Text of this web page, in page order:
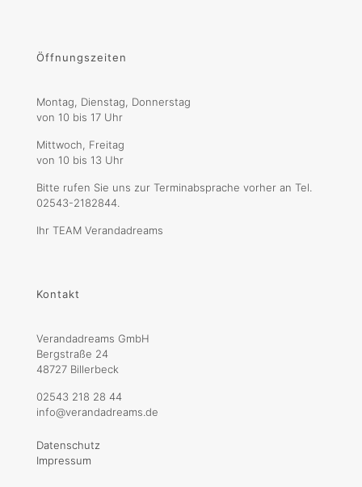
Öffnungszeiten
Montag, Dienstag, Donnerstag
von 10 bis 17 Uhr
Mittwoch, Freitag
von 10 bis 13 Uhr
Bitte rufen Sie uns zur Terminabsprache vorher an Tel.
02543-2182844.
Ihr TEAM Verandadreams
Kontakt
Verandadreams GmbH
Bergstraße 24
48727 Billerbeck
02543 218 28 44
info@verandadreams.de
Datenschutz
Impressum